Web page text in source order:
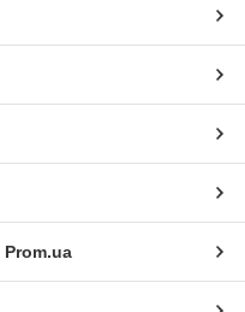
Prom.ua